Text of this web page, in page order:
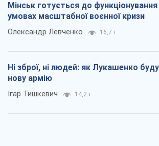
Мінськ готується до функціонування
умовах масштабної воєнної кризи
Олександр Левченко 16,7 т.
Ні зброї, ні людей: як Лукашенко
нову армію
Ігар Тишкевич 14,2 т.